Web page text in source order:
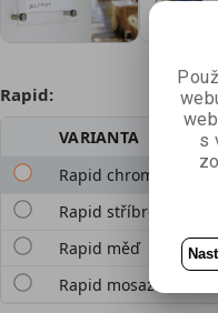
Rapid:
VARIANTA
Rapid chrom
Rapid stříbro
Rapid měď
Rapid mosaz
s